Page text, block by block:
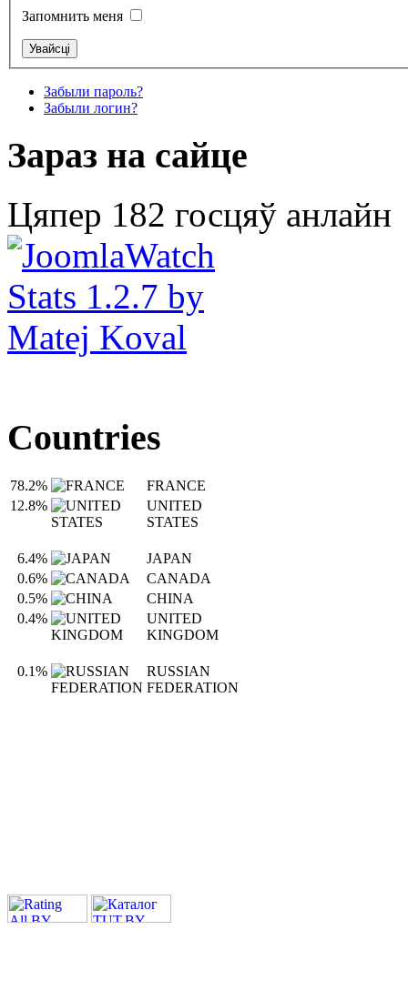
Запомнить меня
Забыли пароль?
Забыли логин?
Зараз на сайце
Цяпер 182 госцяў анлайн
Countries
78.2%
FRANCE
12.8%
UNITED
STATES
6.4%
JAPAN
0.6%
CANADA
0.5%
CHINA
0.4%
UNITED
KINGDOM
0.1%
RUSSIAN
FEDERATION